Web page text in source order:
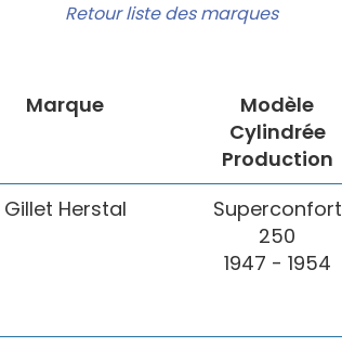
Retour liste des marques
Marque
Modèle
Cylindrée
Production
Gillet Herstal
Superconfort
250
1947 - 1954